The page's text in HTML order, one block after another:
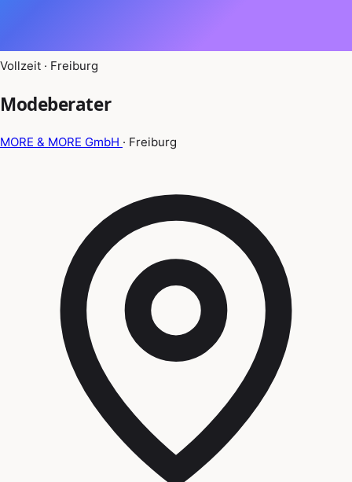
Vollzeit · Freiburg
Modeberater
MORE & MORE GmbH · Freiburg